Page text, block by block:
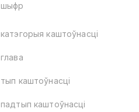
шыфр
катэгорыя каштоўнасці
глава
тып каштоўнасці
падтып каштоўнасці